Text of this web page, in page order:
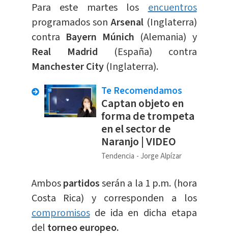
Para este martes losencuentros
programados sonArsenal (Inglaterra)
contra Bayern Múnich (Alemania) y
Real Madrid (España) contra
Manchester City(Inglaterra).
Te Recomendamos
Captan objeto en
forma de trompeta
en el sector de
Naranjo | VIDEO
Tendencia Jorge Alpízar
Ambospartidosserán a la 1 p.m. (hora
Costa Rica) y corresponden a los
compromisosde ida en dicha etapa
del torneo europeo.